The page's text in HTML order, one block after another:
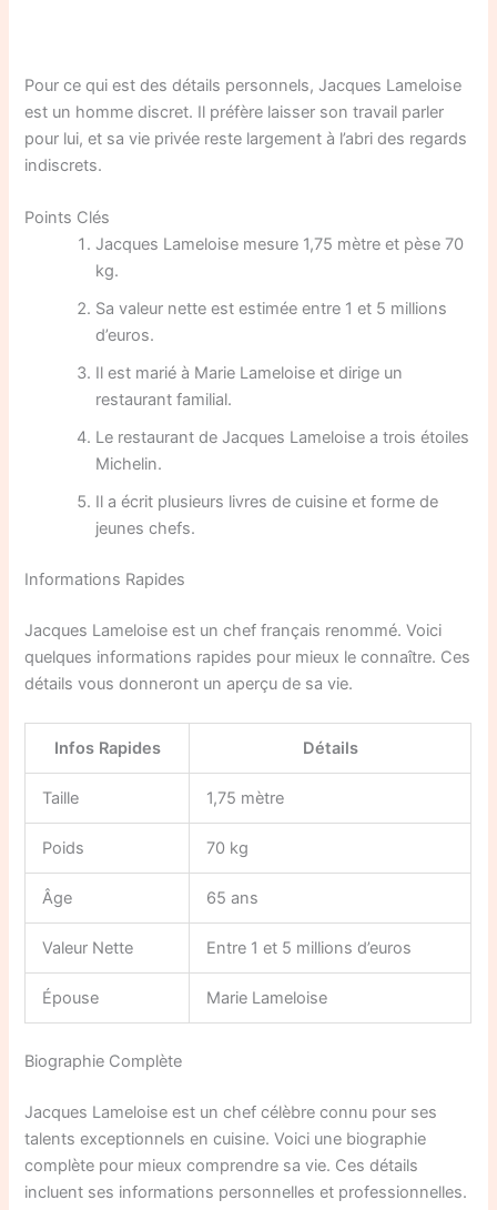
Pour ce qui est des détails personnels, Jacques Lameloise
est un homme discret. Il préfère laisser son travail parler
pour lui, et sa vie privée reste largement à l’abri des regards
indiscrets.
Points Clés
Jacques Lameloise mesure 1,75 mètre et pèse 70
kg.
Sa valeur nette est estimée entre 1 et 5 millions
d’euros.
Il est marié à Marie Lameloise et dirige un
restaurant familial.
Le restaurant de Jacques Lameloise a trois étoiles
Michelin.
Il a écrit plusieurs livres de cuisine et forme de
jeunes chefs.
Informations Rapides
Jacques Lameloise est un chef français renommé. Voici
quelques informations rapides pour mieux le connaître. Ces
détails vous donneront un aperçu de sa vie.
Infos Rapides Détails
Taille 1,75 mètre
Poids 70 kg
Âge 65 ans
Valeur Nette Entre 1 et 5 millions d’euros
Épouse Marie Lameloise
Biographie Complète
Jacques Lameloise est un chef célèbre connu pour ses
talents exceptionnels en cuisine. Voici une biographie
complète pour mieux comprendre sa vie. Ces détails
incluent ses informations personnelles et professionnelles.